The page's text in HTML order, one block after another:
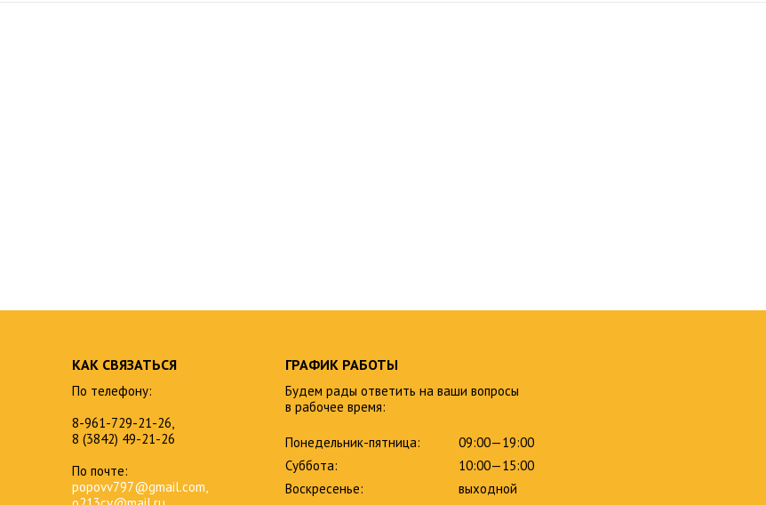
КАК СВЯЗАТЬСЯ
По телефону:
8-961-729-21-26,
8 (3842) 49-21-26
По почте:
popovv797@gmail.com,
ГРАФИК РАБОТЫ
Будем рады ответить на ваши вопросы
в рабочее время:
Понедельник-пятница:
09:00—19:00
Суббота:
10:00—15:00
Воскресенье:
выходной